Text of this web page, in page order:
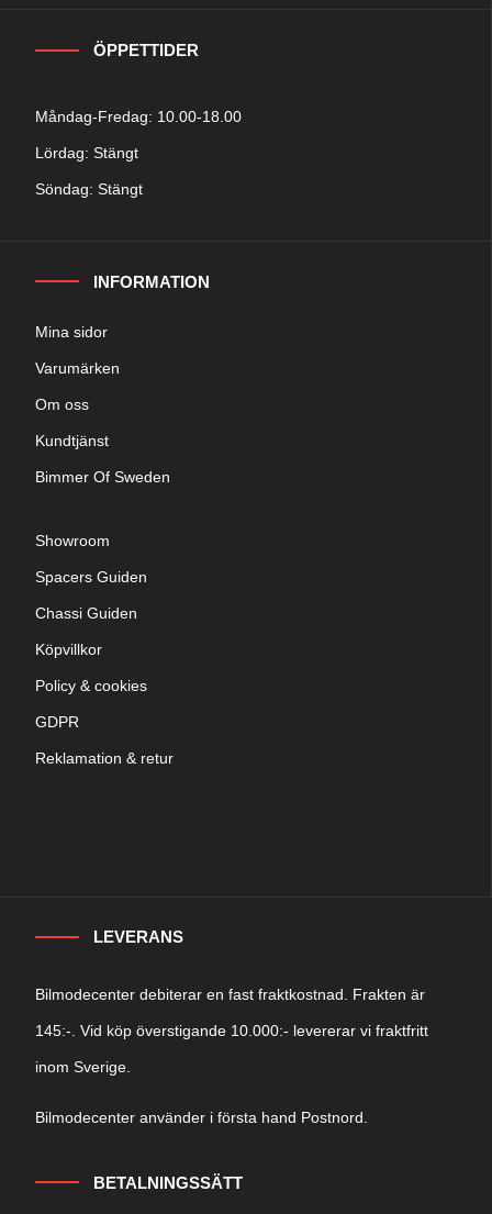
ÖPPETTIDER
Måndag-Fredag: 10.00-18.00
Lördag: Stängt
Söndag: Stängt
INFORMATION
Mina sidor
Varumärken
Om oss
Kundtjänst
Bimmer Of Sweden
Showroom
Spacers Guiden
Chassi Guiden
Köpvillkor
Policy & cookies
GDPR
Reklamation & retur
LEVERANS
Bilmodecenter debiterar en fast fraktkostnad. Frakten är
145:-. Vid köp överstigande 10.000:- levererar vi fraktfritt
inom Sverige.
Bilmodecenter använder i första hand Postnord.
BETALNINGSSÄTT